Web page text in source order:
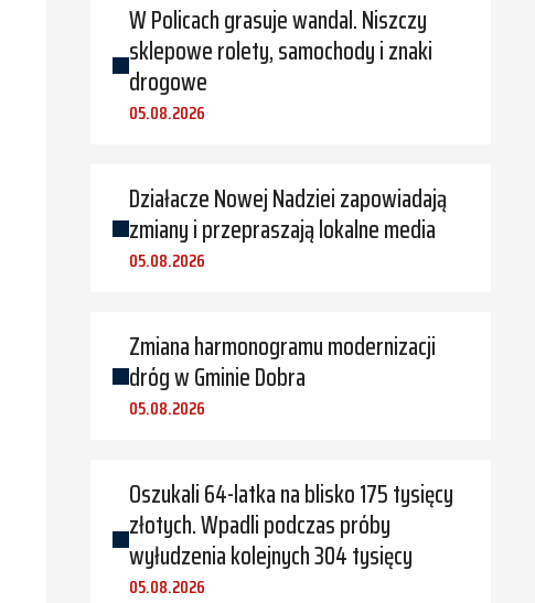
W Policach grasuje wandal. Niszczy
sklepowe rolety, samochody i znaki
drogowe
05.08.2026
Działacze Nowej Nadziei zapowiadają
zmiany i przepraszają lokalne media
05.08.2026
Zmiana harmonogramu modernizacji
dróg w Gminie Dobra
05.08.2026
Oszukali 64-latka na blisko 175 tysięcy
złotych. Wpadli podczas próby
wyłudzenia kolejnych 304 tysięcy
05.08.2026